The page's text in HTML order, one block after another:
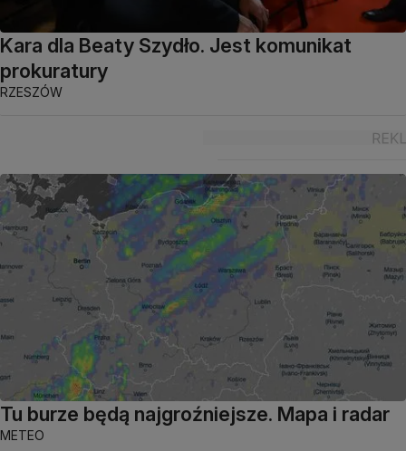
Kara dla Beaty Szydło. Jest komunikat
prokuratury
RZESZÓW
Tu burze będą najgroźniejsze. Mapa i radar
METEO